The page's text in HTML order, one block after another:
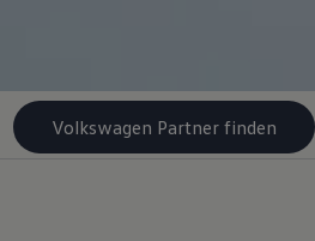
Volkswagen Partner finden